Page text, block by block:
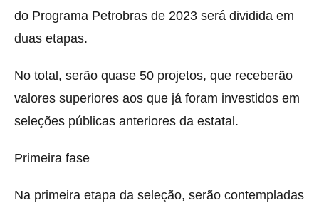
do Programa Petrobras de 2023 será dividida em
duas etapas.
No total, serão quase 50 projetos, que receberão
valores superiores aos que já foram investidos em
seleções públicas anteriores da estatal.
Primeira fase
Na primeira etapa da seleção, serão contempladas